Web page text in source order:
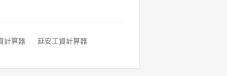
計算器
延安工資計算器